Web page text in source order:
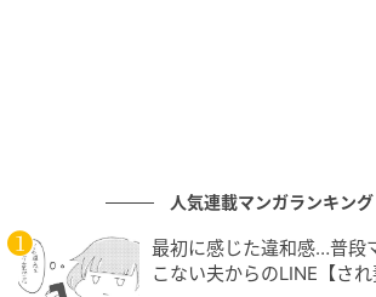
社会人に向けたアドバイスやエピソード
・病気になったり残業が増えたりと何
うので、その時にどんな場所に住んで
人気連載マンガランキング
最初に感じた違和感…普段
こない夫からのLINE【され